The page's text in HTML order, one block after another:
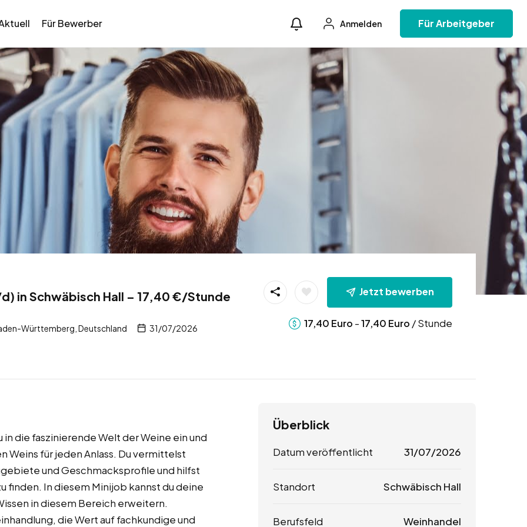
Für Bewerber Anmelden Für Arbeitgeber
in Schwäbisch Hall – 17,40 €/Stunde
Württemberg, Deutschland 31/07/2026
Jetzt bewerben
17,40 Euro -17,40 Euro / Stunde
die faszinierende Welt der Weine ein und
Weins für jeden Anlass. Du vermittelst
und Geschmacksprofile und hilfst
finden. In diesem Minijob kannst du deine
in diesem Bereich erweitern.
die Wert auf fachkundige und
Überblick
Datum veröffentlicht 31/07/2026
Standort Schwäbisch Hall
Berufsfeld Weinhandel